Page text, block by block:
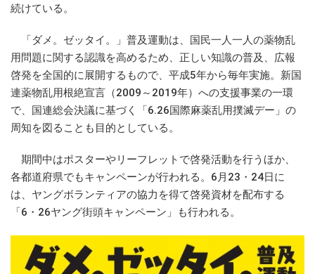
続けている。
「ダメ。ゼッタイ。」普及運動は、国民一人一人の薬物乱
用問題に関する認識を高めるため、正しい知識の普及、広報
啓発を全国的に展開するもので、平成5年から毎年実施。新国
連薬物乱用根絶宣言（2009～2019年）への支援事業の一環
で、国連総会決議に基づく「6.26国際麻薬乱用撲滅デー」の
周知を図ることも目的としている。
期間中はポスターやリーフレットで啓発活動を行うほか、
各都道府県でもキャンペーンが行われる。6月23・24日に
は、ヤングボランティアの協力を得て啓発資材を配布する
「6・26ヤング街頭キャンペーン」も行われる。